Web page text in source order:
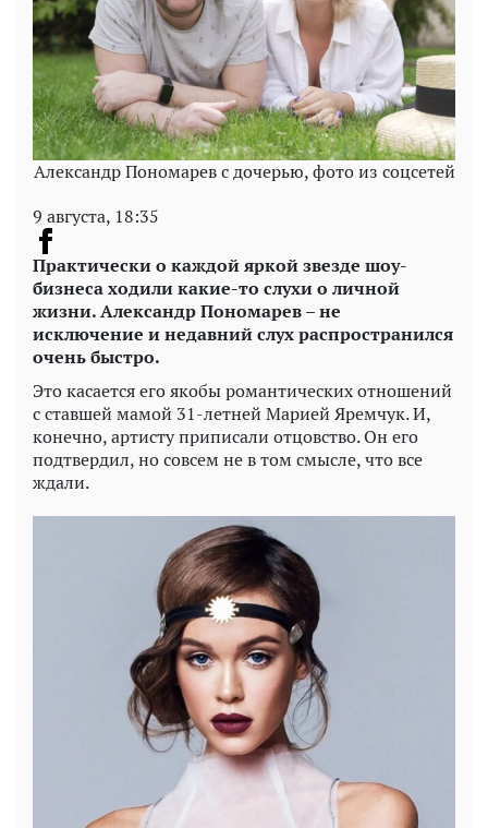
Александр Пономарев с дочерью, фото из соцсетей
9 августа, 18:35
Практически о каждой яркой звезде шоу-
бизнеса ходили какие-то слухи о личной
жизни. Александр Пономарев – не
исключение и недавний слух распространился
очень быстро.
Это касается его якобы романтических отношений
с ставшей мамой 31-летней Марией Яремчук. И,
конечно, артисту приписали отцовство. Он его
подтвердил, но совсем не в том смысле, что все
ждали.